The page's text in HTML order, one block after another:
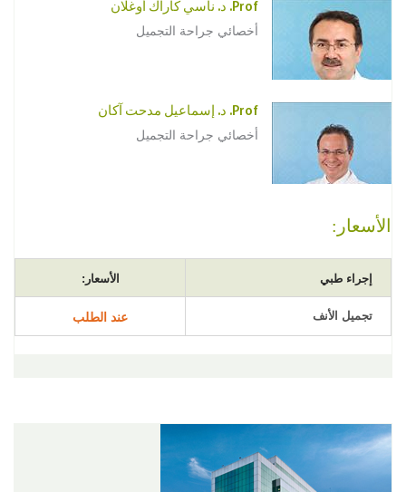
Prof. د. ناسي كاراك أوغلان
أخصائي جراحة التجميل
Prof. د. إسماعيل مدحت آكان
أخصائي جراحة التجميل
الأسعار:
إجراء طبي الأسعار:
تجميل الأنف عند الطلب